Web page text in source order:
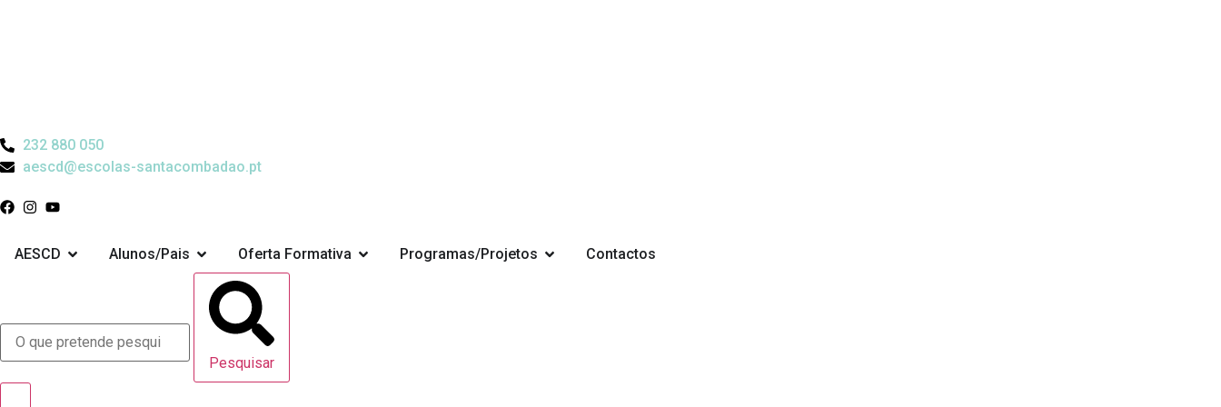
232 880 050
aescd@escolas-santacombadao.pt
AESCD Alunos/Pais Oferta Formativa Programas/Projetos Contactos
Pesquisar